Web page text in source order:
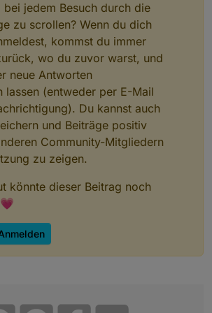
bei jedem Besuch durch die
zu scrollen? Wenn du dich
kommst du immer
wo du zuvor warst, und
neue Antworten
lassen (entweder per E-Mail
Du kannst auch
und Beiträge positiv
Community-Mitgliedern
zu zeigen.
könnte dieser Beitrag noch